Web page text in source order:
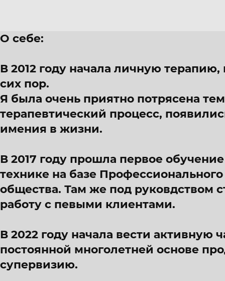
О себе:
В 2012 году начала личную
сих пор.
Я была очень приятно потрясена
терапевтический процесс,
имения в жизни.
В 2017 году прошла первое
технике на базе
общества. Там же под руковдством
работу с певыми клиентами.
В 2022 году начала вести активную
постоянной многолетней основе
супервизию.